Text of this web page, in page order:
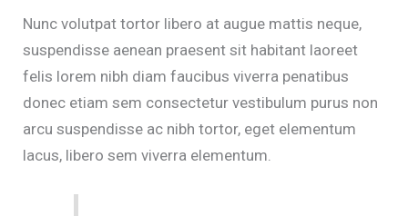
Nunc volutpat tortor libero at augue mattis neque,
suspendisse aenean praesent sit habitant laoreet
felis lorem nibh diam faucibus viverra penatibus
donec etiam sem consectetur vestibulum purus non
arcu suspendisse ac nibh tortor, eget elementum
lacus, libero sem viverra elementum.